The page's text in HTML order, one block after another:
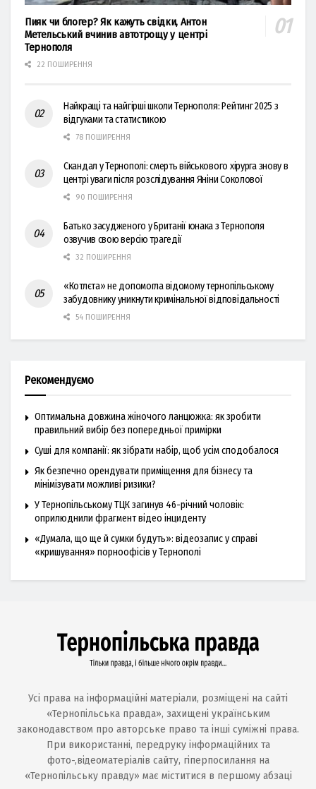
Пияк чи блогер? Як кажуть свідки, Антон
Метельський вчинив автотрощу у центрі
Тернополя
22 ПОШИРЕННЯ
Найкращі та найгірші школи Тернополя: Рейтинг 2025 з
відгуками та статистикою
78 ПОШИРЕННЯ
Скандал у Тернополі: смерть військового хірурга знову в
центрі уваги після розслідування Яніни Соколової
90 ПОШИРЕННЯ
Батько засудженого у Британії юнака з Тернополя
озвучив свою версію трагедії
32 ПОШИРЕННЯ
«Котлєта» не допомогла відомому тернопільському
забудовнику уникнути кримінальної відповідальності
54 ПОШИРЕННЯ
Рекомендуємо
Оптимальна довжина жіночого ланцюжка: як зробити
правильний вибір без попередньої примірки
Суші для компанії: як зібрати набір, щоб усім сподобалося
Як безпечно орендувати приміщення для бізнесу та
мінімізувати можливі ризики?
У Тернопільському ТЦК загинув 46-річний чоловік:
оприлюднили фрагмент відео інциденту
«Думала, що ще й сумки будуть»: відеозапис у справі
«кришування» порноофісів у Тернополі
Усі права на інформаційні матеріали, розміщені на сайті
«Тернопільська правда», захищені українським
законодавством про авторське право та інші суміжні права.
При використанні, передруку інформаційних та
фото-,відеоматеріалів сайту, гіперпосилання на
«Тернопільську правду» має міститися в першому абзаці